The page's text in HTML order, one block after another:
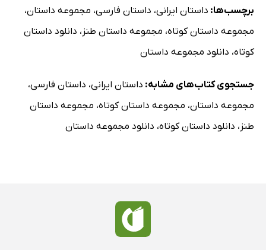
برچسب‌ها: داستان ایرانی، داستان فارسی، مجموعه داستان،
مجموعه داستان کوتاه، مجموعه داستان طنز ، دانلود داستان
کوتاه، دانلود مجموعه داستان
جستجوی کتاب‌های مشابه: داستان ایرانی، داستان فارسی،
مجموعه داستان، مجموعه داستان کوتاه، مجموعه داستان
طنز ، دانلود داستان کوتاه، دانلود مجموعه داستان